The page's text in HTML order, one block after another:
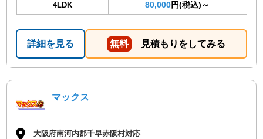
4LDK 80,000円(税込)～
詳細を見る 無料 見積もりをしてみる
マックス
大阪府南河内郡千早赤阪村対応